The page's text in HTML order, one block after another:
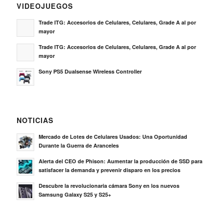
VIDEOJUEGOS
Trade ITG: Accesorios de Celulares, Celulares, Grade A al por
mayor
Trade ITG: Accesorios de Celulares, Celulares, Grade A al por
mayor
Sony PS5 Dualsense Wireless Controller
NOTICIAS
Mercado de Lotes de Celulares Usados: Una Oportunidad
Durante la Guerra de Aranceles
Alerta del CEO de Phison: Aumentar la producción de SSD para
satisfacer la demanda y prevenir disparo en los precios
Descubre la revolucionaria cámara Sony en los nuevos
Samsung Galaxy S25 y S25+